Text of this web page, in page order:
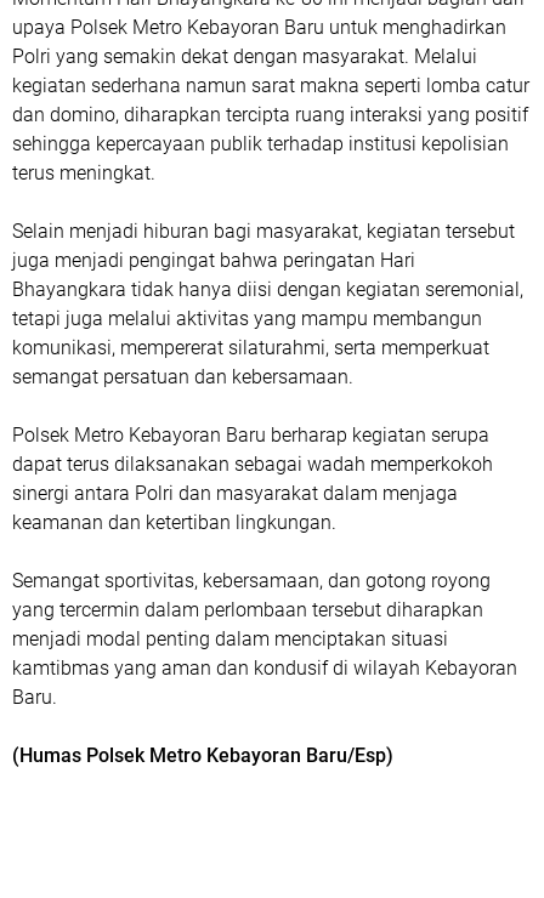
upaya Polsek Metro Kebayoran Baru untuk menghadirkan
Polri yang semakin dekat dengan masyarakat. Melalui
kegiatan sederhana namun sarat makna seperti lomba catur
dan domino, diharapkan tercipta ruang interaksi yang positif
sehingga kepercayaan publik terhadap institusi kepolisian
terus meningkat.
Selain menjadi hiburan bagi masyarakat, kegiatan tersebut
juga menjadi pengingat bahwa peringatan Hari
Bhayangkara tidak hanya diisi dengan kegiatan seremonial,
tetapi juga melalui aktivitas yang mampu membangun
komunikasi, mempererat silaturahmi, serta memperkuat
semangat persatuan dan kebersamaan.
Polsek Metro Kebayoran Baru berharap kegiatan serupa
dapat terus dilaksanakan sebagai wadah memperkokoh
sinergi antara Polri dan masyarakat dalam menjaga
keamanan dan ketertiban lingkungan.
Semangat sportivitas, kebersamaan, dan gotong royong
yang tercermin dalam perlombaan tersebut diharapkan
menjadi modal penting dalam menciptakan situasi
kamtibmas yang aman dan kondusif di wilayah Kebayoran
Baru.
(Humas Polsek Metro Kebayoran Baru/Esp)